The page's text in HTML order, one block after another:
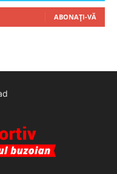
ABONAȚI-VĂ